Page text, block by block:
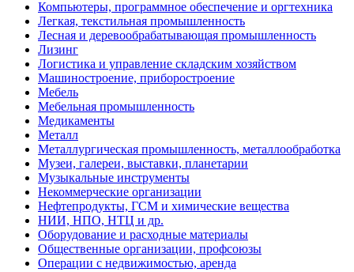
Компьютеры, программное обеспечение и оргтехника
Легкая, текстильная промышленность
Лесная и деревообрабатывающая промышленность
Лизинг
Логистика и управление складским хозяйством
Машиностроение, приборостроение
Мебель
Мебельная промышленность
Медикаменты
Металл
Металлургическая промышленность, металлообработка
Музеи, галереи, выставки, планетарии
Музыкальные инструменты
Некоммерческие организации
Нефтепродукты, ГСМ и химические вещества
НИИ, НПО, НТЦ и др.
Оборудование и расходные материалы
Общественные организации, профсоюзы
Операции с недвижимостью, аренда